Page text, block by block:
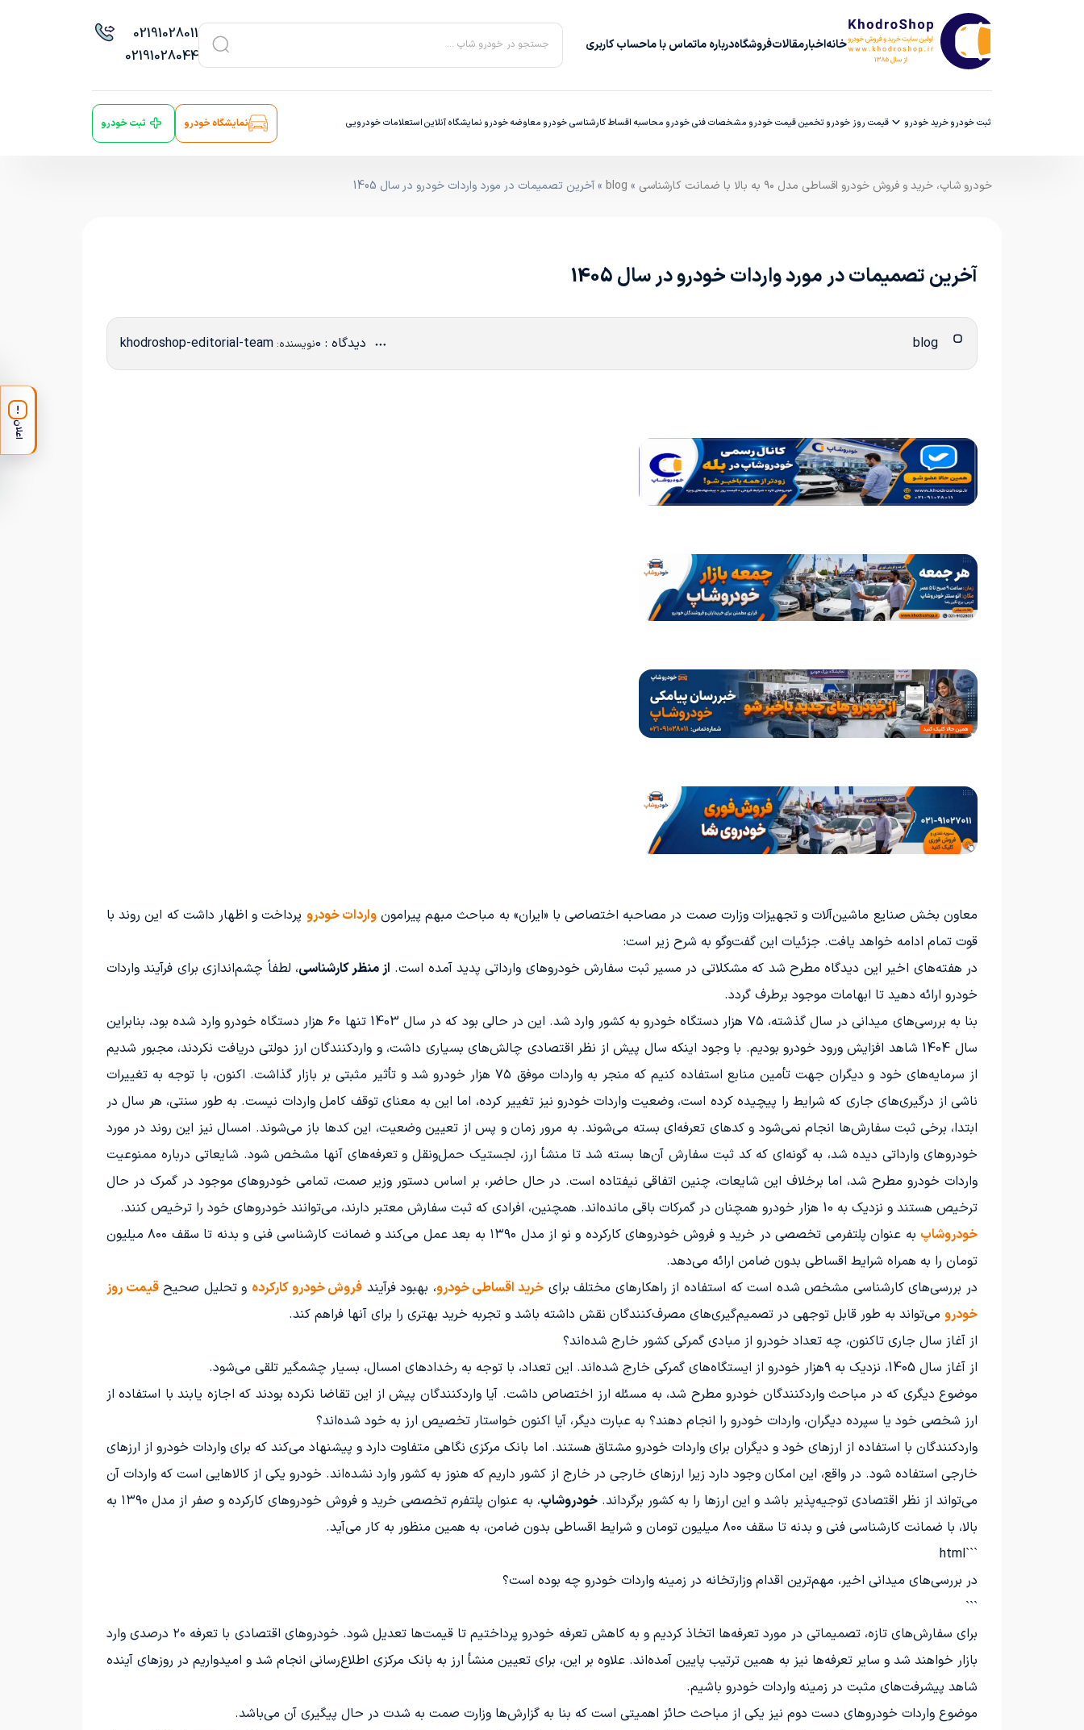
خانهاخبارمقالاتفروشگاهدرباره‌ ماتماس با ماحساب کاربری جستجو در خودرو شاپ ...
02191028011
02191028044
ثبت خودروخرید خودرو قیمت روز خودرو تخمین قیمت خودرو مشخصات فنی خودرو محاسبه اقساطکارشناسی خودرو معاوضه خودرو نمایشگاه آنلایناستعلامات خودرویی نمایشگاه خودرو ثبت خودرو
خودرو شاپ، خرید و فروش خودرو اقساطی مدل ۹۰ به بالا با ضمانت کارشناسی »
blog » آخرین تصمیمات در مورد واردات خودرو در سال 1405
آخرین تصمیمات در مورد واردات خودرو در سال 1405
دیدگاه : 0 نویسنده: khodroshop-editorial-team
معاون بخش صنایع ماشین‌آلات و تجهیزات وزارت صمت در مصاحبه اختصاصی با «ایران» به مباحث مبهم پیرامونواردات خودرو پرداخت و اظهار داشت که این روند با
قوت تمام ادامه خواهد یافت. جزئیات این گفت‌وگو به شرح زیر است:
در هفته‌های اخیر این دیدگاه مطرح شد که مشکلاتی در مسیر ثبت سفارش خودروهای وارداتی پدید آمده است. از منظر کارشناسی، لطفاً چشم‌اندازی برای فرآیند واردات
خودرو ارائه دهید تا ابهامات موجود برطرف گردد.
بنا به بررسی‌های میدانی در سال گذشته، ۷۵ هزار دستگاه خودرو به کشور وارد شد. این در حالی بود که در سال 1403 تنها ۶۰ هزار دستگاه خودرو وارد شده بود، بنابراین
سال 1404 شاهد افزایش ورود خودرو بودیم. با وجود اینکه سال پیش از نظر اقتصادی چالش‌های بسیاری داشت، و واردکنندگان ارز دولتی دریافت نکردند، مجبور شدیم
از سرمایه‌های خود و دیگران جهت تأمین منابع استفاده کنیم که منجر به واردات موفق ۷۵ هزار خودرو شد و تأثیر مثبتی بر بازار گذاشت. اکنون، با توجه به تغییرات
ناشی از درگیری‌های جاری که شرایط را پیچیده کرده است، وضعیت واردات خودرو نیز تغییر کرده، اما این به معنای توقف کامل واردات نیست. به طور سنتی، هر سال در
ابتدا، برخی ثبت سفارش‌ها انجام نمی‌شود و کدهای تعرفه‌ای بسته می‌شوند. به مرور زمان و پس از تعیین وضعیت، این کدها باز می‌شوند. امسال نیز این روند در مورد
خودروهای وارداتی دیده شد، به گونه‌ای که کد ثبت سفارش آن‌ها بسته شد تا منشأ ارز، لجستیک حمل‌ونقل و تعرفه‌های آنها مشخص شود. شایعاتی درباره ممنوعیت
واردات خودرو مطرح شد، اما برخلاف این شایعات، چنین اتفاقی نیفتاده است. در حال حاضر، بر اساس دستور وزیر صمت، تمامی خودروهای موجود در گمرک در حال
ترخیص هستند و نزدیک به 10 هزار خودرو همچنان در گمرکات باقی مانده‌اند. همچنین، افرادی که ثبت سفارش معتبر دارند، می‌توانند خودروهای خود را ترخیص کنند.
خودروشاپ
به عنوان پلتفرمی تخصصی در خرید و فروش خودروهای کارکرده و نو از مدل ۱۳۹۰ به بعد عمل می‌کند و ضمانت کارشناسی فنی و بدنه تا سقف ۸۰۰ میلیون
تومان را به همراه شرایط اقساطی بدون ضامن ارائه می‌دهد.
در بررسی‌های کارشناسی مشخص شده است که استفاده از راهکارهای مختلف برای خرید اقساطی خودرو، بهبود فرآیند فروش خودرو کارکرده و تحلیل صحیحقیمت روز
خودرو می‌تواند به طور قابل توجهی در تصمیم‌گیری‌های مصرف‌کنندگان نقش داشته باشد و تجربه خرید بهتری را برای آنها فراهم کند.
از آغاز سال جاری تاکنون، چه تعداد خودرو از مبادی گمرکی کشور خارج شده‌اند؟
از آغاز سال 1405، نزدیک به ۹هزار خودرو از ایستگاه‌های گمرکی خارج شده‌اند. این تعداد، با توجه به رخدادهای امسال، بسیار چشمگیر تلقی می‌شود.
موضوع دیگری که در مباحث واردکنندگان خودرو مطرح شد، به مسئله ارز اختصاص داشت. آیا واردکنندگان پیش از این تقاضا نکرده بودند که اجازه یابند با استفاده از
ارز شخصی خود یا سپرده دیگران، واردات خودرو را انجام دهند؟ به عبارت دیگر، آیا اکنون خواستار تخصیص ارز به خود شده‌اند؟
واردکنندگان با استفاده از ارزهای خود و دیگران برای واردات خودرو مشتاق هستند. اما بانک مرکزی نگاهی متفاوت دارد و پیشنهاد می‌کند که برای واردات خودرو از ارزهای
خارجی استفاده شود. در واقع، این امکان وجود دارد زیرا ارزهای خارجی در خارج از کشور داریم که هنوز به کشور وارد نشده‌اند. خودرو یکی از کالاهایی است که واردات آن
می‌تواند از نظر اقتصادی توجیه‌پذیر باشد و این ارزها را به کشور برگرداند.خودروشاپ
، به عنوان پلتفرم تخصصی خرید و فروش خودروهای کارکرده و صفر از مدل ۱۳۹۰ به
بالا، با ضمانت کارشناسی فنی و بدنه تا سقف ۸۰۰ میلیون تومان و شرایط اقساطی بدون ضامن، به همین منظور به کار می‌آید.
```html
در بررسی‌های میدانی اخیر، مهم‌ترین اقدام وزارتخانه در زمینه واردات خودرو چه بوده است؟
```
برای سفارش‌های تازه، تصمیماتی در مورد تعرفه‌ها اتخاذ کردیم و به کاهش تعرفه خودرو پرداختیم تا قیمت‌ها تعدیل شود. خودروهای اقتصادی با تعرفه ۲۰ درصدی وارد
بازار خواهند شد و سایر تعرفه‌ها نیز به همین ترتیب پایین آمده‌اند. علاوه بر این، برای تعیین منشأ ارز به بانک مرکزی اطلاع‌رسانی انجام شد و امیدواریم در روزهای آینده
شاهد پیشرفت‌های مثبت در زمینه واردات خودرو باشیم.
موضوع واردات خودروهای دست دوم نیز یکی از مباحث حائز اهمیتی است که بنا به گزارش‌ها وزارت صمت به شدت در حال پیگیری آن می‌باشد.
!
اعلان